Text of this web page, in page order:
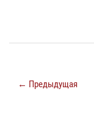
← Предыдущая